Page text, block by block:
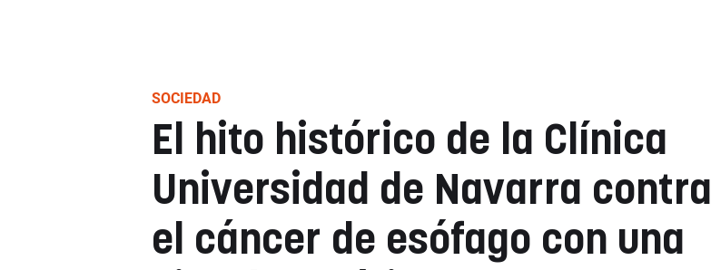
SOCIEDAD
El hito histórico de la Clínica
Universidad de Navarra contra
el cáncer de esófago con una